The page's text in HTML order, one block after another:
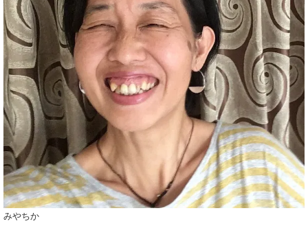
みやちか